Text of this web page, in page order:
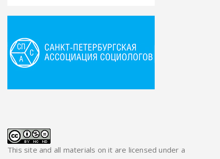
This site and all materials on it are licensed under a